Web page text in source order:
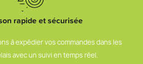
rapide et sécurisée
à expédier vos commandes dans les
avec un suivi en temps réel.